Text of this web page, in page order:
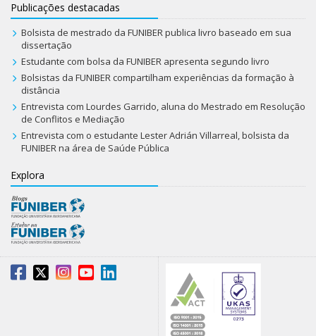
Publicações destacadas
Bolsista de mestrado da FUNIBER publica livro baseado em sua
dissertação
Estudante com bolsa da FUNIBER apresenta segundo livro
Bolsistas da FUNIBER compartilham experiências da formação à
distância
Entrevista com Lourdes Garrido, aluna do Mestrado em Resolução
de Conflitos e Mediação
Entrevista com o estudante Lester Adrián Villarreal, bolsista da
FUNIBER na área de Saúde Pública
Explora